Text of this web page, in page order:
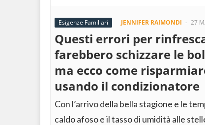
Esigenze Familiari JENNIFER RAIMONDI - 27
Questi errori per
farebbero schizzare le
ma ecco come
usando il condizionatore
Con l’arrivo della bella stagione e le
caldo afoso e il tasso di umidità alle